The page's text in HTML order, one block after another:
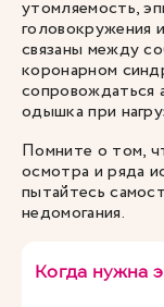
утомляемость,
головокружения
связаны между
коронарном
сопровождаться
одышка при
Помните о том,
осмотра и ряда
пытайтесь
недомогания.
Когда нужна